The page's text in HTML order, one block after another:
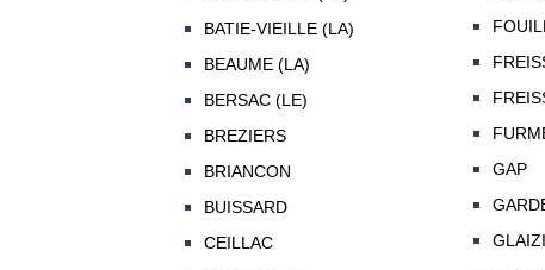
BATIE-VIEILLE (LA)
BEAUME (LA)
BERSAC (LE)
BREZIERS
BRIANCON
BUISSARD
CEILLAC
GAP